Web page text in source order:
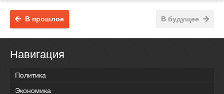
В будущее
В прошлое
Навигация
Политика
Экономика